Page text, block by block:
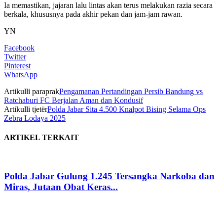
Ia memastikan, jajaran lalu lintas akan terus melakukan razia secara
berkala, khususnya pada akhir pekan dan jam-jam rawan.
YN
Facebook
Twitter
Pinterest
WhatsApp
Artikulli paraprakPengamanan Pertandingan Persib Bandung vs
Ratchaburi FC Berjalan Aman dan Kondusif
Artikulli tjetërPolda Jabar Sita 4.500 Knalpot Bising Selama Ops
Zebra Lodaya 2025
ARTIKEL TERKAIT
Polda Jabar Gulung 1.245 Tersangka Narkoba dan
Miras, Jutaan Obat Keras...